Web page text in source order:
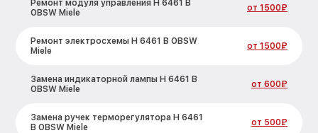
Ремонт модуля управления H 6461 B
OBSW Miele
от 1500₽
Ремонт электросхемы H 6461 B OBSW
Miele
от 1500₽
Замена индикаторной лампы H 6461 B
OBSW Miele
от 600₽
Замена ручек терморегулятора H 6461
B OBSW Miele
от 500₽